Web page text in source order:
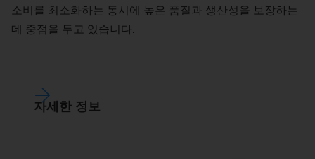
소비를 최소화하는 동시에 높은 품질과 생산성을 보장하는
데 중점을 두고 있습니다.
자세한 정보